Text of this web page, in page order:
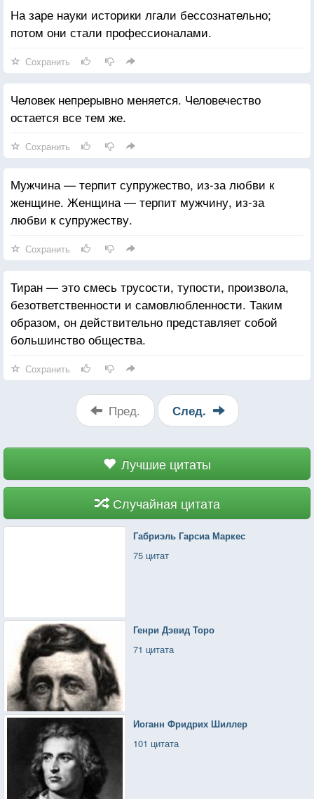
На заре науки историки лгали бессознательно;
потом они стали профессионалами.
Сохранить
Человек непрерывно меняется. Человечество
остается все тем же.
Сохранить
Мужчина — терпит супружество, из-за любви к
женщине. Женщина — терпит мужчину, из-за
любви к супружеству.
Сохранить
Тиран — это смесь трусости, тупости, произвола,
безответственности и самовлюбленности. Таким
образом, он действительно представляет собой
большинство общества.
Сохранить
Пред. След.
Лучшие цитаты
Случайная цитата
Габриэль Гарсиа Маркес
75 цитат
Генри Дэвид Торо
71 цитата
Иоганн Фридрих Шиллер
101 цитата